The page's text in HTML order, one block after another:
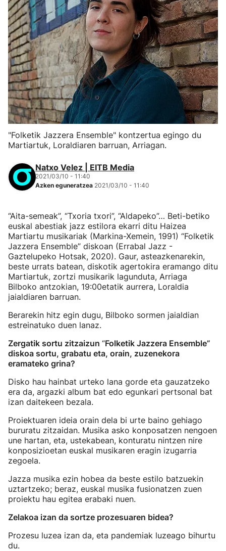
"Folketik Jazzera Ensemble" kontzertua egingo du
Martiartuk, Loraldiaren barruan, Arriagan.
Natxo Velez | EITB Media
2021/03/10 - 11:40
Azken eguneratzea 2021/03/10 - 11:40
“Aita-semeak”, “Txoria txori”, “Aldapeko”… Beti-betiko
euskal abestiak jazz estilora ekarri ditu Haizea
Martiartu musikariak (Markina-Xemein, 1991) “Folketik
Jazzera Ensemble” diskoan (Errabal Jazz -
Gaztelupeko Hotsak, 2020). Gaur, asteazkenarekin,
beste urrats batean, diskotik agertokira eramango ditu
Martiartuk, zortzi musikarik lagunduta, Arriaga
Bilboko antzokian, 19:00etatik aurrera, Loraldia
jaialdiaren barruan.
Berarekin hitz egin dugu, Bilboko sormen jaialdian
estreinatuko duen lanaz.
Zergatik sortu zitzaizun “Folketik Jazzera Ensemble”
diskoa sortu, grabatu eta, orain, zuzenekora
eramateko grina?
Disko hau hainbat urteko lana gorde eta gauzatzeko
era da, argazki album bat edo egunkari pertsonal bat
izan daitekeen bezala.
Proiektuaren ideia orain dela bi urte baino gehiago
bururatu zitzaidan. Musika asko konposatzen nengoen
une hartan, eta, ustekabean, konturatu nintzen nire
konposizioetan euskal musikaren eragin izugarria
zegoela.
Jazza musika ezin hobea da beste estilo batzuekin
uztartzeko; beraz, euskal musika fusionatzen zuen
proiektu hau egitea erabaki nuen.
Zelakoa izan da sortze prozesuaren bidea?
Prozesu luzea izan da, eta pandemiak luzeago bihurtu
du.